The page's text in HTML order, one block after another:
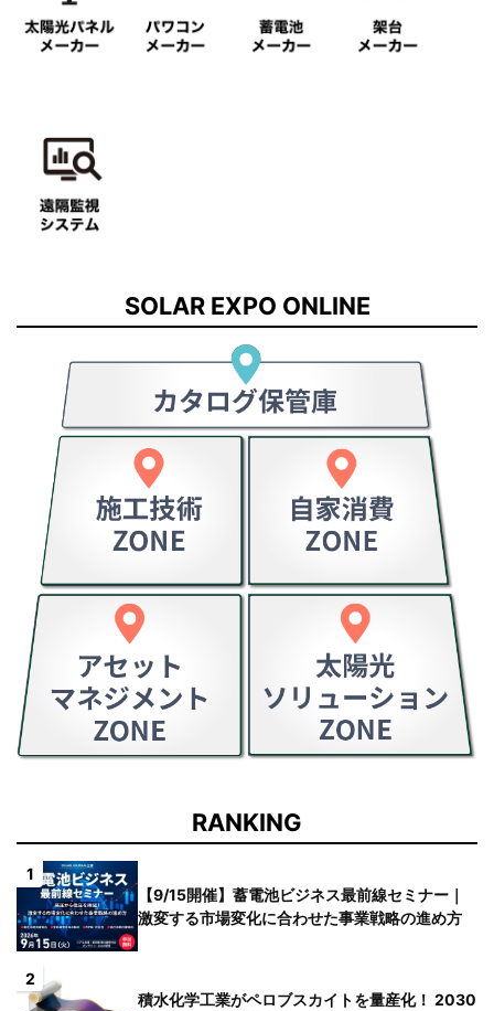
SOLAR EXPO ONLINE
RANKING
1
【9/15開催】蓄電池ビジネス最前線セミナー｜
激変する市場変化に合わせた事業戦略の進め方
2
積水化学工業がペロブスカイトを量産化！ 2030